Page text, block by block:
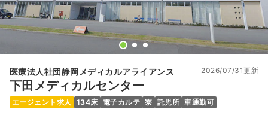
医療法人社団静岡メディカルアライアンス
下田メディカルセンター
2026/07/31更新
エージェント求人 134床 電子カルテ 寮 託児所 車通勤可